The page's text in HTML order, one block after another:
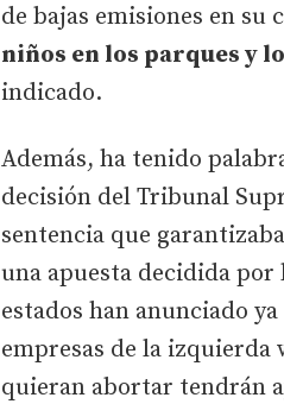
de bajas emisiones en su
niños en los parques y
indicado.
Además, ha tenido
decisión del Tribunal
sentencia que
una apuesta decidida por
estados han anunciado
empresas de la izquierda
quieran abortar tendrán